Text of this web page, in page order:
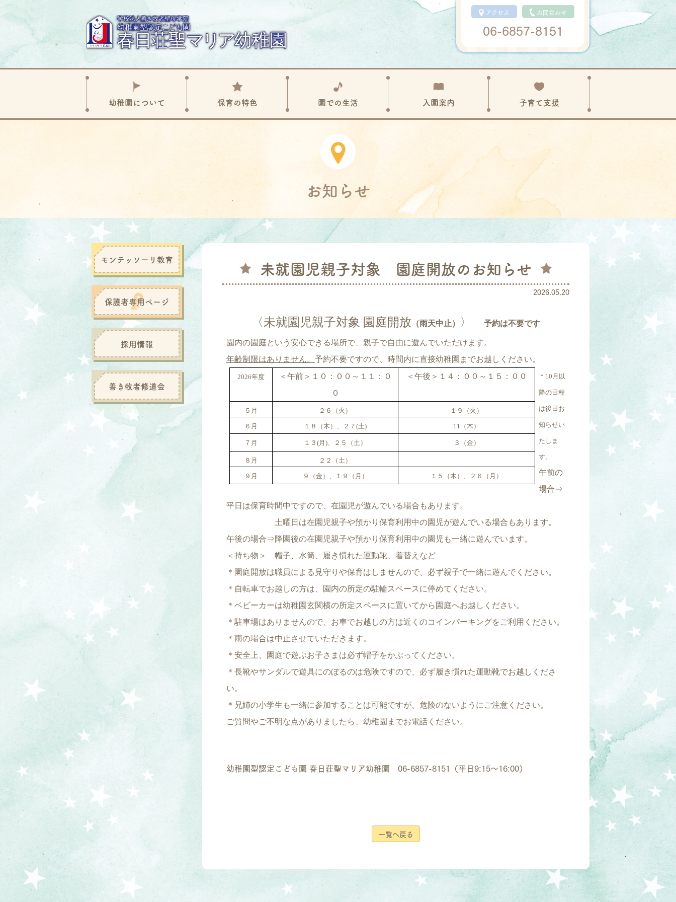
アクセス お問合わせ
06-6857-8151
幼稚園について 保育の特色 園での生活 入園案内 子育て支援
お知らせ
モンテッソーリ教育
保護者専用ページ
採用情報
善き牧者修道会
未就園児親子対象 園庭開放のお知らせ
2026.05.20
〈未就園児親子対象 園庭開放 （雨天中止） 〉 予約は不要です
園内の園庭という安心できる場所で、親子で自由に遊んでいただけます。
年齢制限はありません。 予約不要ですので、時間内に直接幼稚園までお越しください。
2026年度
＜午前＞１０：００～１１：０
０
＜午後＞１４：００～１５：００
５月 ２６（火） １９（火）
６月 １８（木）、２７(土) 11 （木）
７月 １３(月)、２５（土） ３（金）
８月 ２２（土）
９月 ９（金）、１９（月） １５（木）、２６（月）
＊10月以
降の日程
は後日お
知らせい
たしま
す。
午前の
場合⇒
平日は保育時間中ですので、在園児が遊んでいる場合もあります。
土曜日は在園児親子や預かり保育利用中の園児が遊んでいる場合もあります。
午後の場合⇒降園後の在園児親子や預かり保育利用中の園児も一緒に遊んでいます。
＜持ち物＞ 帽子、水筒、履き慣れた運動靴、着替えなど
＊園庭開放は職員による見守りや保育はしませんので、必ず親子で一緒に遊んでください。
＊自転車でお越しの方は、園内の所定の駐輪スペースに停めてください。
＊ベビーカーは幼稚園玄関横の所定スペースに置いてから園庭へお越しください。
＊駐車場はありませんので、お車でお越しの方は近くのコインパーキングをご利用ください。
＊雨の場合は中止させていただきます。
＊安全上、園庭で遊ぶお子さまは必ず帽子をかぶってください。
＊長靴やサンダルで遊具にのぼるのは危険ですので、必ず履き慣れた運動靴でお越しくださ
い。
＊兄姉の小学生も一緒に参加することは可能ですが、危険のないようにご注意ください。
ご質問やご不明な点がありましたら、幼稚園までお電話ください。
幼稚園型認定こども園 春日荘聖マリア幼稚園 06-6857-8151（平日9:15～16:00）
一覧へ戻る